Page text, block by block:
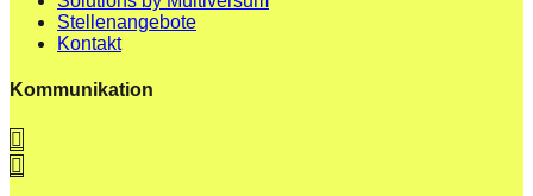
Stellenangebote
Kontakt
Kommunikation